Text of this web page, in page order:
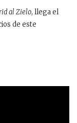
al Zielo, llega el
de este